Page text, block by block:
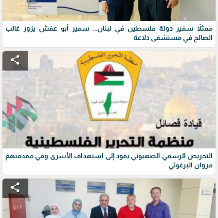
ممثلاً سفير دولة فلسطين في لبنان… سمير أبو عفش يزور غالب
الصالح في مستشفى دلاعة
share
التحريض الرسمي الصهيوني يقود إلى استهداف الأسرى وفي مقدمتهم
مروان البرغوثي
share